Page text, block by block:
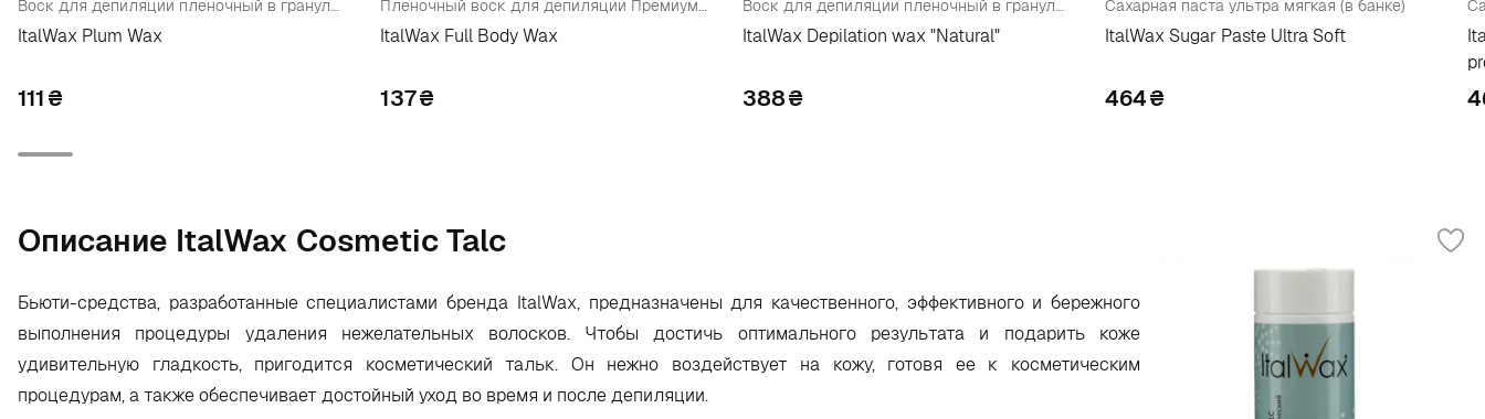
Воск для депиляции пленочный в гранулах "Слива"
ItalWax Plum Wax
111₴
Пленочный воск для депиляции Премиум-Класса, в гранулах
ItalWax Full Body Wax
137₴
Воск для депиляции пленочный в гранулах "Натуральный"
ItalWax Depilation wax "Natural"
388₴
Сахарная паста ультра мягкая (в банке)
ItalWax Sugar Paste Ultra Soft
464₴
Oписание ItalWax Cosmetic Talc
Бьюти-средства, разработанные специалистами бренда ItalWax, предназначены для качественного, эффективного и бережного
выполнения процедуры удаления нежелательных волосков. Чтобы достичь оптимального результата и подарить коже
удивительную гладкость, пригодится косметический тальк. Он нежно воздействует на кожу, готовя ее к косметическим
процедурам, а также обеспечивает достойный уход во время и после депиляции.